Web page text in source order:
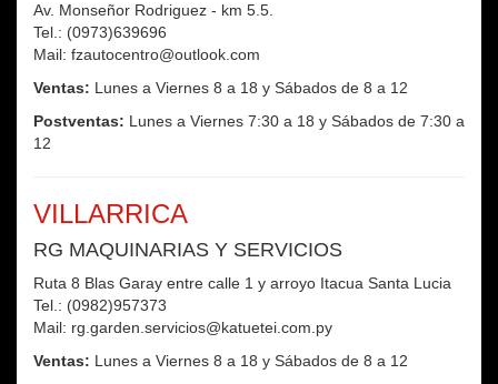
Av. Monseñor Rodriguez - km 5.5.
Tel.: (0973)639696
Mail: fzautocentro@outlook.com
Ventas: Lunes a Viernes 8 a 18 y Sábados de 8 a 12
Postventas: Lunes a Viernes 7:30 a 18 y Sábados de 7:30 a
12
VILLARRICA
RG MAQUINARIAS Y SERVICIOS
Ruta 8 Blas Garay entre calle 1 y arroyo Itacua Santa Lucia
Tel.: (0982)957373
Mail: rg.garden.servicios@katuetei.com.py
Ventas: Lunes a Viernes 8 a 18 y Sábados de 8 a 12